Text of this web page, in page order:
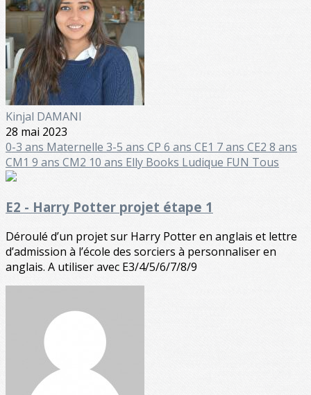
Kinjal DAMANI
28 mai 2023
0-3 ans Maternelle 3-5 ans CP 6 ans CE1 7 ans CE2 8 ans
CM1 9 ans CM2 10 ans Elly Books Ludique FUN Tous
E2 - Harry Potter projet étape 1
Déroulé d’un projet sur Harry Potter en anglais et lettre
d’admission à l’école des sorciers à personnaliser en
anglais. A utiliser avec E3/4/5/6/7/8/9